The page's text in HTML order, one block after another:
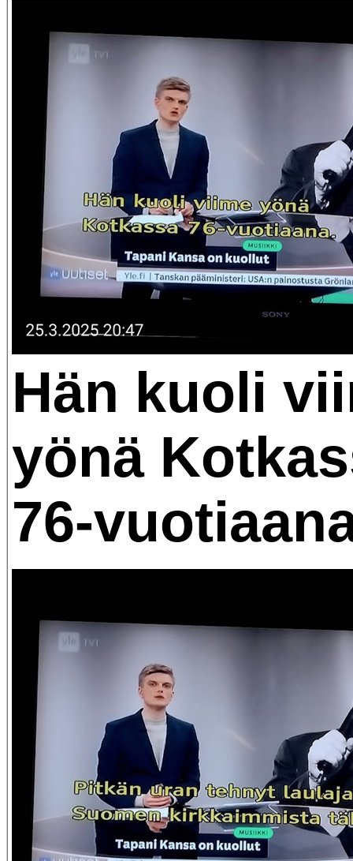
Hän kuoli
yönä
76-